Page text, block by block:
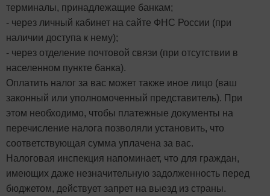
терминалы, принадлежащие банкам;
- через личный кабинет на сайте ФНС России (при
наличии доступа к нему);
- через отделение почтовой связи (при отсутствии в
населенном пункте банка).
Оплатить налог за вас может также иное лицо (ваш
законный или уполномоченный представитель). При
этом необходимо, чтобы платежные документы на
перечисление налога позволяли установить, что
соответствующая сумма уплачена за вас.
Налоговая инспекция напоминает, что для граждан,
имеющих даже незначительную задолженность перед
бюджетом, действует запрет на выезд из страны.